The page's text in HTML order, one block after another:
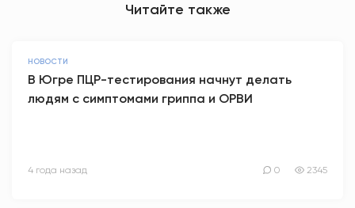
Читайте также
НОВОСТИ
В Югре ПЦР-тестирования начнут делать
людям с симптомами гриппа и ОРВИ
4 года назад 0 2345